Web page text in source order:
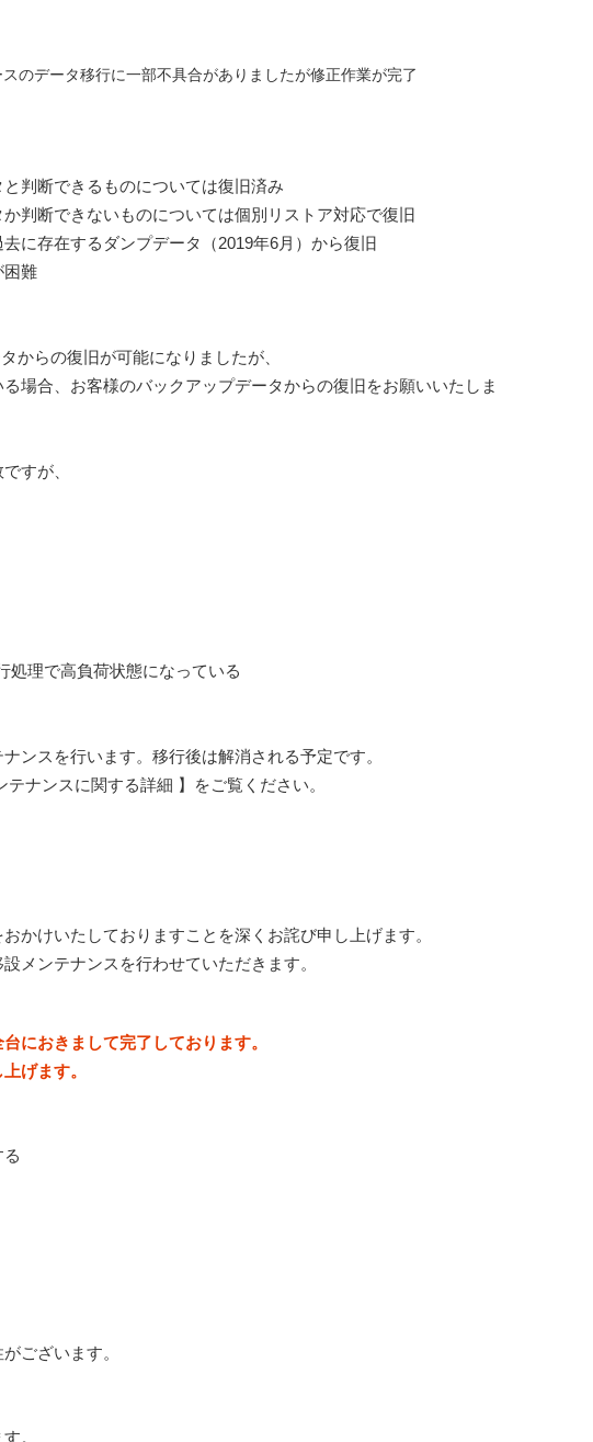
のデータ移行に一部不具合がありましたが修正作業が完了
判断できるものについては復旧済み
判断できないものについては個別リストア対応で復旧
に存在するダンプデータ（2019年6月）から復旧
困難
からの復旧が可能になりましたが、
場合、お客様のバックアップデータからの復旧をお願いいたしま
すが、
理で高負荷状態になっている
ンスを行います。移行後は解消される予定です。
ナンスに関する詳細 】をご覧ください。
かけいたしておりますことを深くお詫び申し上げます。
メンテナンスを行わせていただきます。
におきまして完了しております。
げます。
ございます。
。